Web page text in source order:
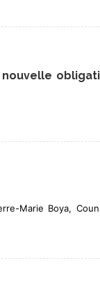
Marie Boya,